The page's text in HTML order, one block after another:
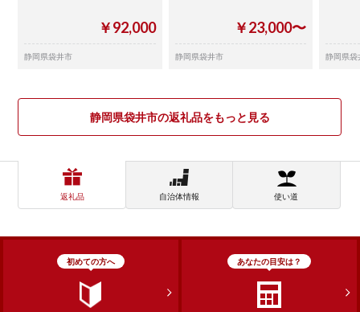
￥92,000
静岡県袋井市
￥23,000〜
静岡県袋井市 静岡県袋
静岡県袋井市の返礼品をもっと見る
返礼品 自治体情報 使い道
初めての方へ あなたの目安は？